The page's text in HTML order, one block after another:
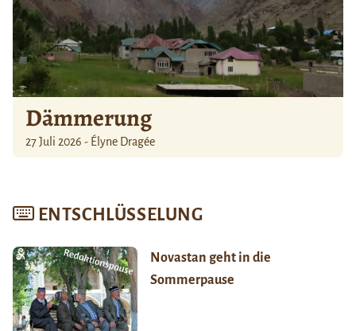
Dämmerung
27 Juli 2026 - Élyne Dragée
ENTSCHLÜSSELUNG
Novastan geht in die
Sommerpause